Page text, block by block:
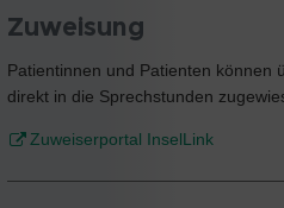
Zuweisung
Patientinnen und Patienten können
direkt in die Sprechstunden
Zuweiserportal InselLink